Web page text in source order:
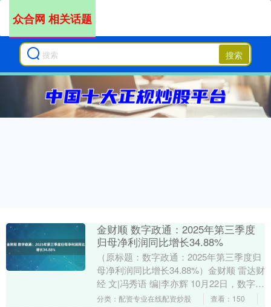
搜索
众合网 相关话题
金财顺 数字政通：2025年第三季度
归母净利润同比增长34.88%
（原标题：数字政通：2025年第三季度归
母净利润同比增长34.88%）金财顺 雷达财
经 文|冯秀语 编|李亦辉 10月22日，数字政
通(300075)发布202....
分类：配资专业在线配资炒股 查看：150